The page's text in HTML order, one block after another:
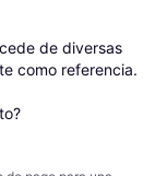
de diversas
como referencia.